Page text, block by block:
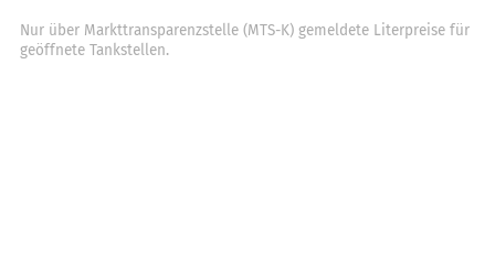
Nur über Markttransparenzstelle (MTS-K) gemeldete Literpreise für
geöffnete Tankstellen.